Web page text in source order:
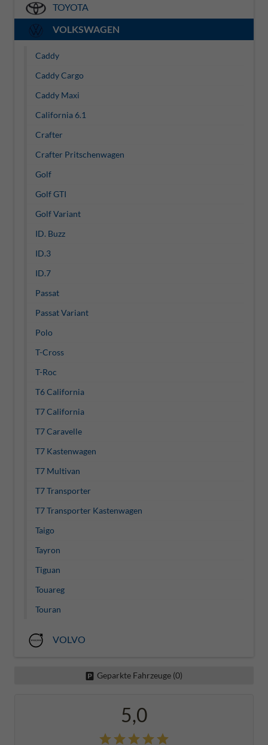
TOYOTA
VOLKSWAGEN
Caddy
Caddy Cargo
Caddy Maxi
California 6.1
Crafter
Crafter Pritschenwagen
Golf
Golf GTI
Golf Variant
ID. Buzz
ID.3
ID.7
Passat
Passat Variant
Polo
T-Cross
T-Roc
T6 California
T7 California
T7 Caravelle
T7 Kastenwagen
T7 Multivan
T7 Transporter
T7 Transporter Kastenwagen
Taigo
Tayron
Tiguan
Touareg
Touran
VOLVO
Geparkte Fahrzeuge (0)
5,0